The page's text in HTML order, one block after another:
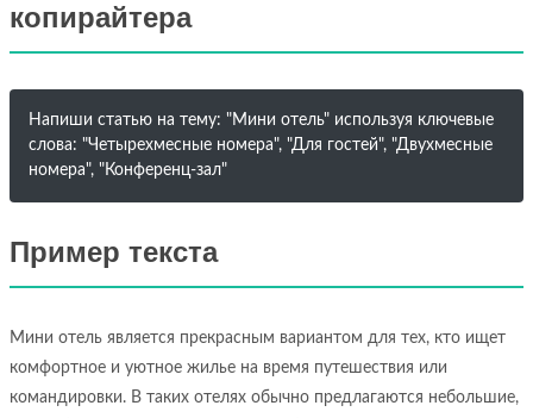
копирайтера
Напиши статью на тему: "Мини отель" используя ключевые
слова: "Четырехмесные номера", "Для гостей", "Двухмесные
номера", "Конференц-зал"
Пример текста
Мини отель является прекрасным вариантом для тех, кто ищет
комфортное и уютное жилье на время путешествия или
командировки. В таких отелях обычно предлагаются небольшие,